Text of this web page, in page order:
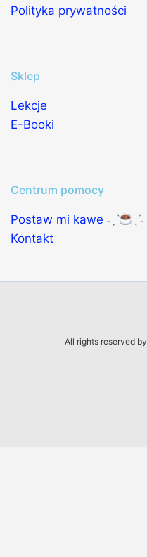
Polityka prywatności
Sklep
Lekcje
E-Booki
Centrum pomocy
Postaw mi kawe ˗ˏˋ
ˎˊ˗
Kontakt
All rights reserved by